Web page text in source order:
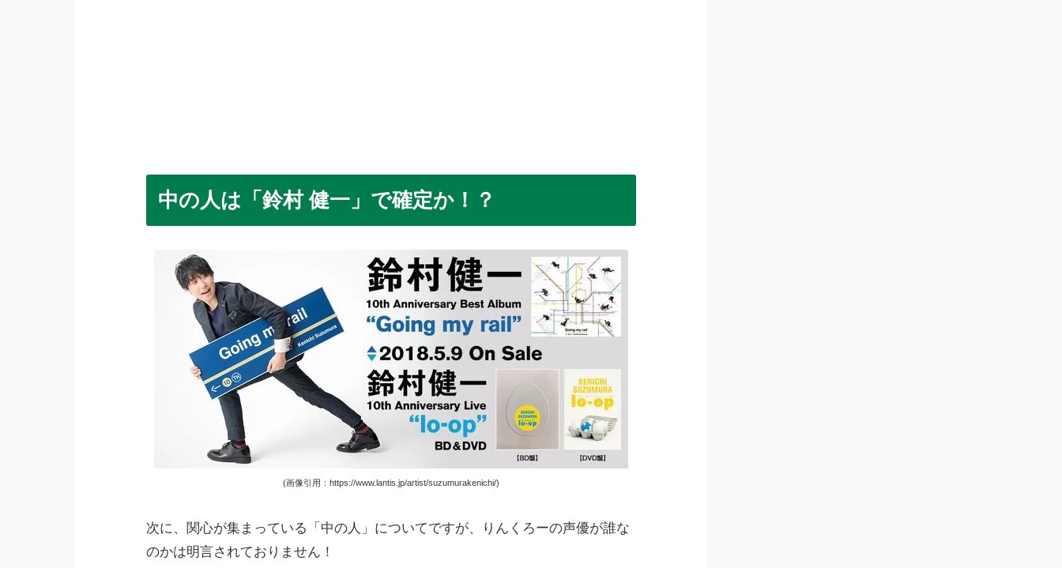
中の人は「鈴村 健一」で確定か！？
(画像引用：https://www.lantis.jp/artist/suzumurakenichi/)
次に、関心が集まっている「中の人」についてですが、りんくろーの声優が誰な
のかは明言されておりません！